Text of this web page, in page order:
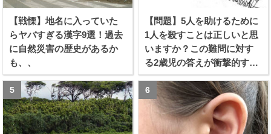
【戦慄】地名に入っていた
らヤバすぎる漢字9選！過去
に自然災害の歴史があるか
も、、
【問題】5人を助けるために
1人を殺すことは正しいと思
いますか？この難問に対す
る2歳児の答えが衝撃的すぎ
る！！